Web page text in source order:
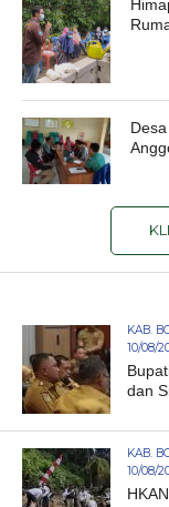
KAB.
10/08/
dan
KAB.
10/08/